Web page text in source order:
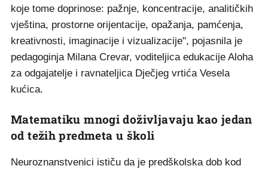
koje tome doprinose: pažnje, koncentracije, analitičkih
vještina, prostorne orijentacije, opažanja, pamćenja,
kreativnosti, imaginacije i vizualizacije", pojasnila je
pedagoginja Milana Crevar, voditeljica edukacije Aloha
za odgajatelje i ravnateljica Dječjeg vrtića Vesela
kućica.
Matematiku mnogi doživljavaju kao jedan
od težih predmeta u školi
Neuroznanstvenici ističu da je predškolska dob kod